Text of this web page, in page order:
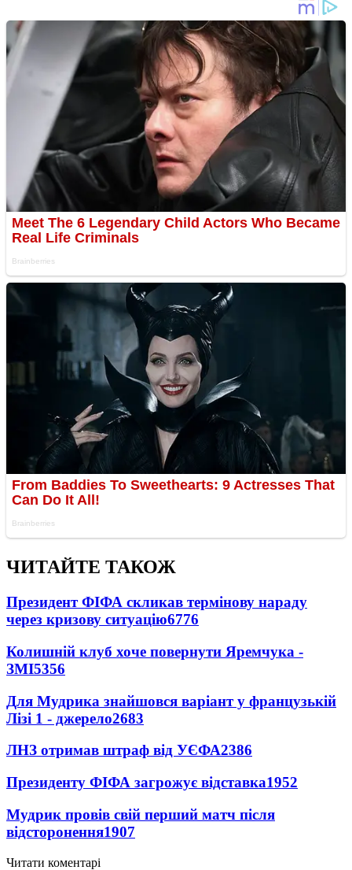
ЧИТАЙТЕ ТАКОЖ
Президент ФІФА скликав термінову нараду
через кризову ситуацію6776
Колишній клуб хоче повернути Яремчука -
ЗМІ5356
Для Мудрика знайшовся варіант у французькій
Лізі 1 - джерело2683
ЛНЗ отримав штраф від УЄФА2386
Президенту ФІФА загрожує відставка1952
Мудрик провів свій перший матч після
відсторонення1907
Читати коментарі